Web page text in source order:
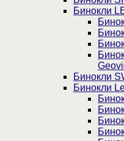
Бинокли
Бинокли
Бинокли